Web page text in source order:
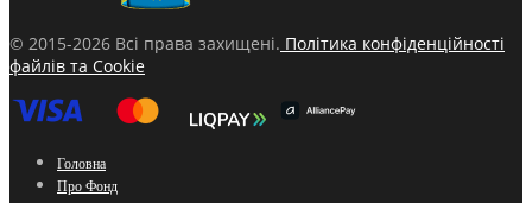
© 2015-2026 Всі права захищені. Політика конфіденційності
файлів та Cookie
Головна
Про Фонд